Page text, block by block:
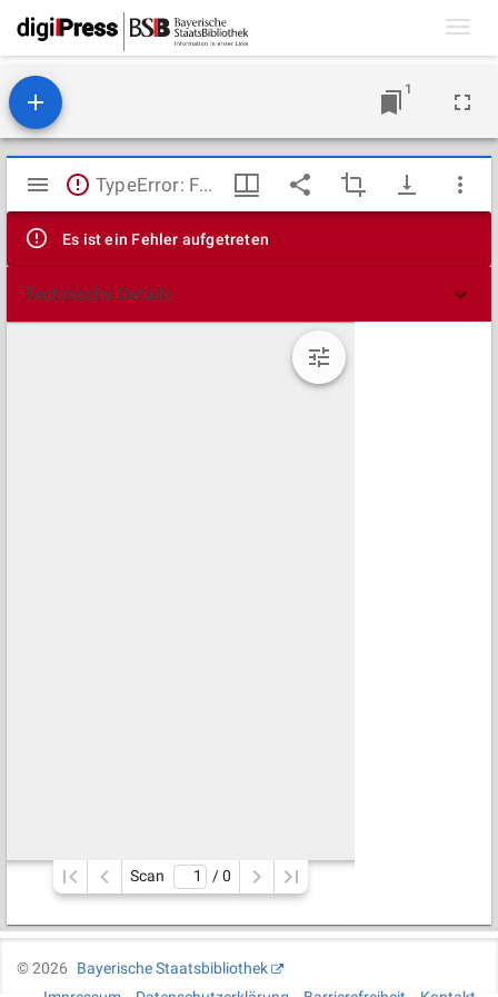
1
Mirador
Viewer
TypeError: Failed to fetch
Es ist ein Fehler aufgetreten
Technische Details
Scan / 0
©2026
Bayerische Staatsbibliothek